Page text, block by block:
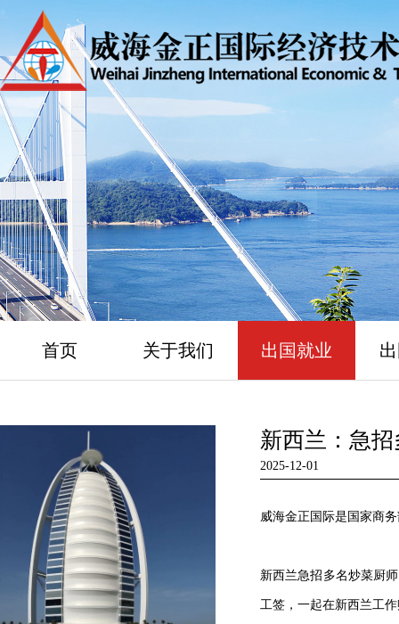
首页 关于我们 出国就业
新西兰：急
2025-12-01
威海金正国际是国家商
新西兰急招多名炒菜厨
工签，一起在新西兰工